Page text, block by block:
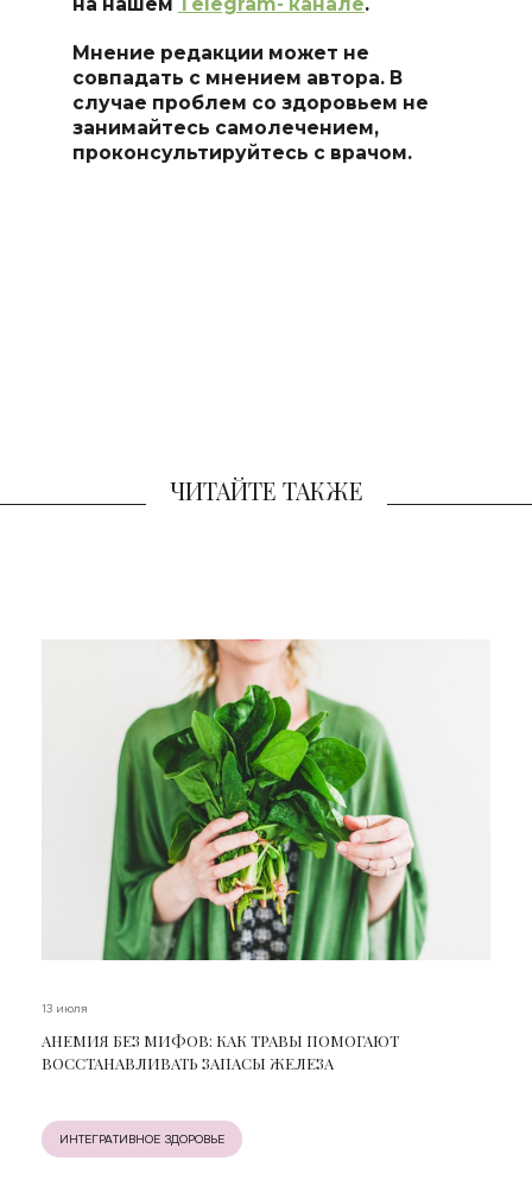
Мнение редакции может не
совпадать с мнением автора. В
случае проблем со здоровьем не
занимайтесь самолечением,
проконсультируйтесь с врачом.
ЧИТАЙТЕ ТАКЖЕ
13 июля
АНЕМИЯ БЕЗ МИФОВ: КАК ТРАВЫ ПОМОГАЮТ
ВОССТАНАВЛИВАТЬ ЗАПАСЫ ЖЕЛЕЗА
ИНТЕГРАТИВНОЕ ЗДОРОВЬЕ